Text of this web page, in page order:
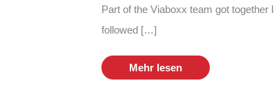
Part of the Viaboxx team got
followed […]
Team
canoeing
Mehr lesen